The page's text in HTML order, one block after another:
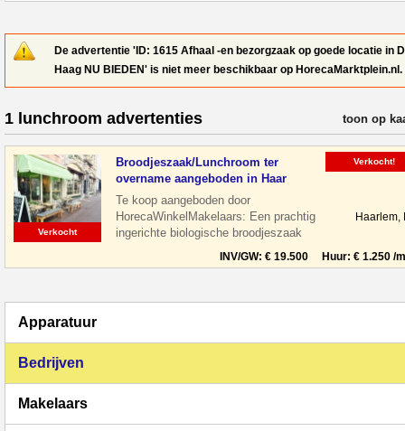
De advertentie 'ID: 1615 Afhaal -en bezorgzaak op goede locatie in
Haag NU BIEDEN' is niet meer beschikbaar op HorecaMarktplein.nl.
1 lunchroom advertenties verfijn
toon op
Verkocht
Broodjeszaak/Lunchroom ter
overname aangeboden in Haar
Te koop aangeboden door
HorecaWinkelMakelaars: Een prachtig
ingerichte biologische broodjeszaak
gelegen midden in het centrum van
Haarlem tussen de le
Haarlem,
INV/GW: € 19.500 Huur: € 1.250 /
Verkocht!
Apparatuur
Bedrijven
Makelaars